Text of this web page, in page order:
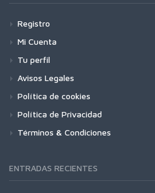
Registro
Mi Cuenta
Tu perfil
Avisos Legales
Política de cookies
Política de Privacidad
Términos & Condiciones
ENTRADAS RECIENTES